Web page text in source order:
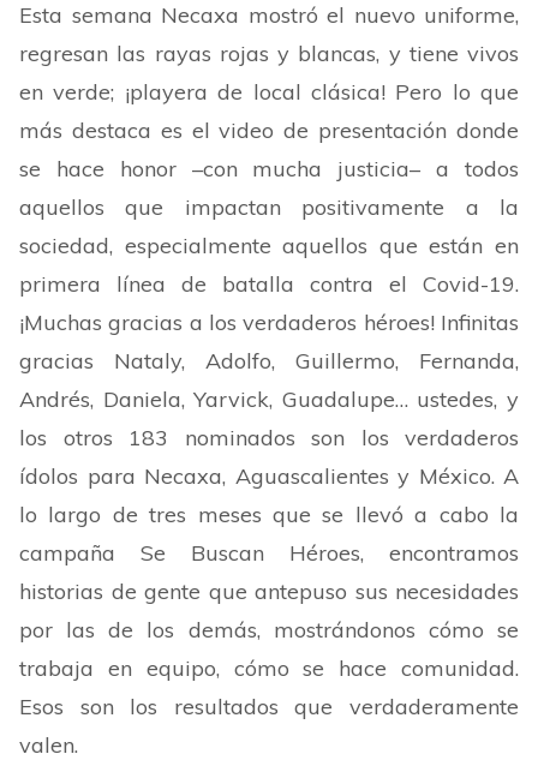
Esta semana Necaxa mostró el nuevo uniforme,
regresan las rayas rojas y blancas, y tiene vivos
en verde; ¡playera de local clásica! Pero lo que
más destaca es el video de presentación donde
se hace honor –con mucha justicia– a todos
aquellos que impactan positivamente a la
sociedad, especialmente aquellos que están en
primera línea de batalla contra el Covid-19.
¡Muchas gracias a los verdaderos héroes! Infinitas
gracias Nataly, Adolfo, Guillermo, Fernanda,
Andrés, Daniela, Yarvick, Guadalupe… ustedes, y
los otros 183 nominados son los verdaderos
ídolos para Necaxa, Aguascalientes y México. A
lo largo de tres meses que se llevó a cabo la
campaña Se Buscan Héroes, encontramos
historias de gente que antepuso sus necesidades
por las de los demás, mostrándonos cómo se
trabaja en equipo, cómo se hace comunidad.
Esos son los resultados que verdaderamente
valen.